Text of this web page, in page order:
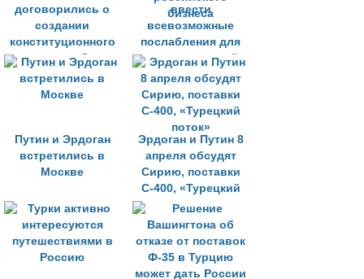
договорились о
создании
конституционного
комитета по Сирии
ввести
всевозможные
послабления для
представителей
российского
бизнеса
Путин и Эрдоган
встретились в
Москве
Эрдоган и Путин 8
апреля обсудят
Сирию, поставки
С-400, «Турецкий
поток»